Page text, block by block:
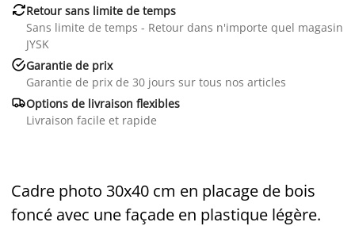
Retour sans limite de temps
Sans limite de temps - Retour dans n'importe quel magasin
JYSK
Garantie de prix
Garantie de prix de 30 jours sur tous nos articles
Options de livraison flexibles
Livraison facile et rapide
Cadre photo 30x40 cm en placage de bois
foncé avec une façade en plastique légère.